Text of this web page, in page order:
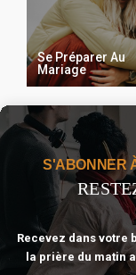
Se Préparer Au
Mariage
Recevoir
The real voyage of
seeing with new
which the traveler is
S'ABONNER
Recevez dans votre
la prière du matin